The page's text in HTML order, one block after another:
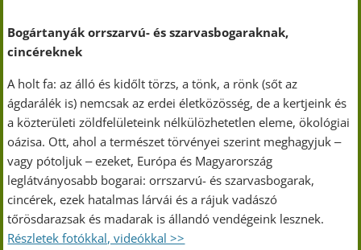
Bogártanyák orrszarvú- és szarvasbogaraknak,
cincéreknek
A holt fa: az álló és kidőlt törzs, a tönk, a rönk (sőt az
ágdarálék is) nemcsak az erdei életközösség, de a kertjeink és
a közterületi zöldfelületeink nélkülözhetetlen eleme, ökológiai
oázisa. Ott, ahol a természet törvényei szerint meghagyjuk ‒
vagy pótoljuk ‒ ezeket, Európa és Magyarország
leglátványosabb bogarai: orrszarvú- és szarvasbogarak,
cincérek, ezek hatalmas lárvái és a rájuk vadászó
tőrösdarazsak és madarak is állandó vendégeink lesznek.
Részletek fotókkal, videókkal >>